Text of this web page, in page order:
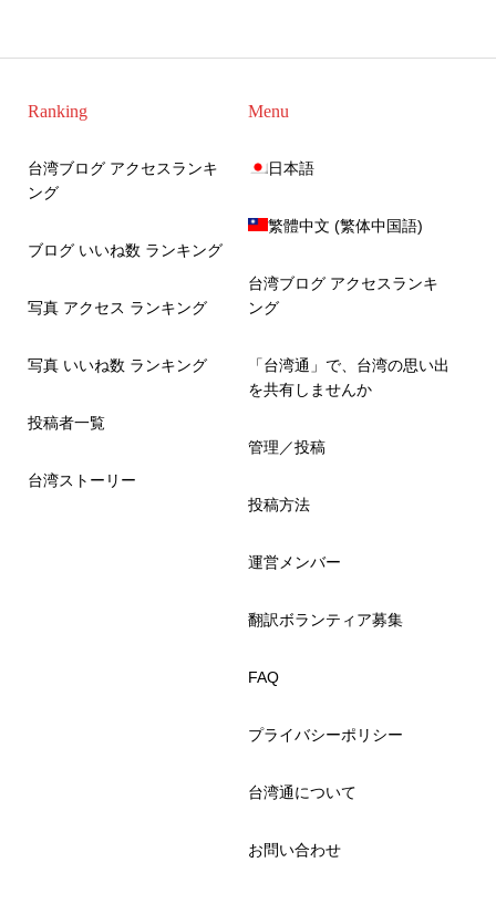
Ranking
台湾ブログ アクセスランキ
ング
ブログ いいね数 ランキング
写真 アクセス ランキング
写真 いいね数 ランキング
投稿者一覧
台湾ストーリー
Menu
日本語
繁體中文 (繁体中国語)
台湾ブログ アクセスランキ
ング
「台湾通」で、台湾の思い出
を共有しませんか
管理／投稿
投稿方法
運営メンバー
翻訳ボランティア募集
FAQ
プライバシーポリシー
台湾通について
お問い合わせ